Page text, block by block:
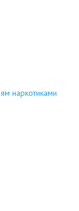
наркотиками